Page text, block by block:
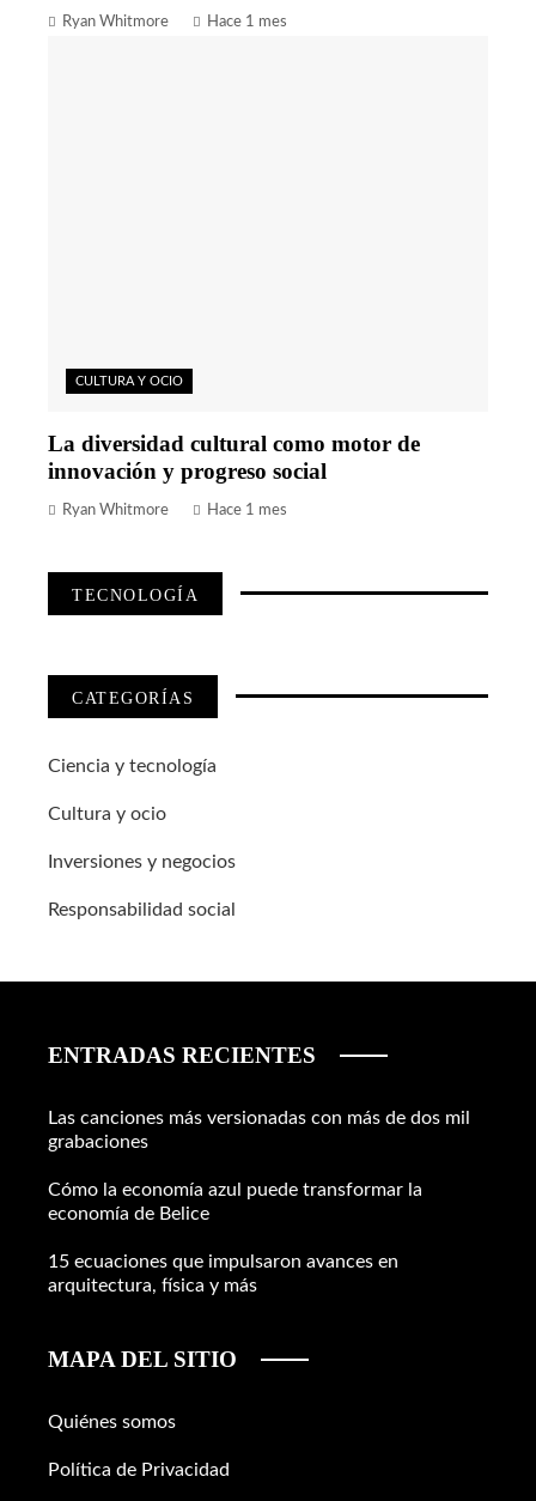
Ryan Whitmore Hace 1 mes
CULTURA Y OCIO
La diversidad cultural como motor de
innovación y progreso social
Ryan Whitmore Hace 1 mes
TECNOLOGÍA
CATEGORÍAS
Ciencia y tecnología
Cultura y ocio
Inversiones y negocios
Responsabilidad social
ENTRADAS RECIENTES
Las canciones más versionadas con más de dos mil
grabaciones
Cómo la economía azul puede transformar la
economía de Belice
15 ecuaciones que impulsaron avances en
arquitectura, física y más
MAPA DEL SITIO
Quiénes somos
Política de Privacidad